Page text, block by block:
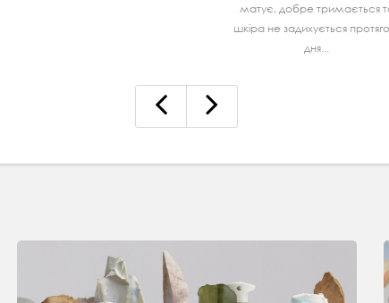
матує, добре тримається
шкiра не задихується
дня...